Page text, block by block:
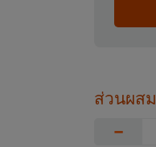
ส่วนผสม
−